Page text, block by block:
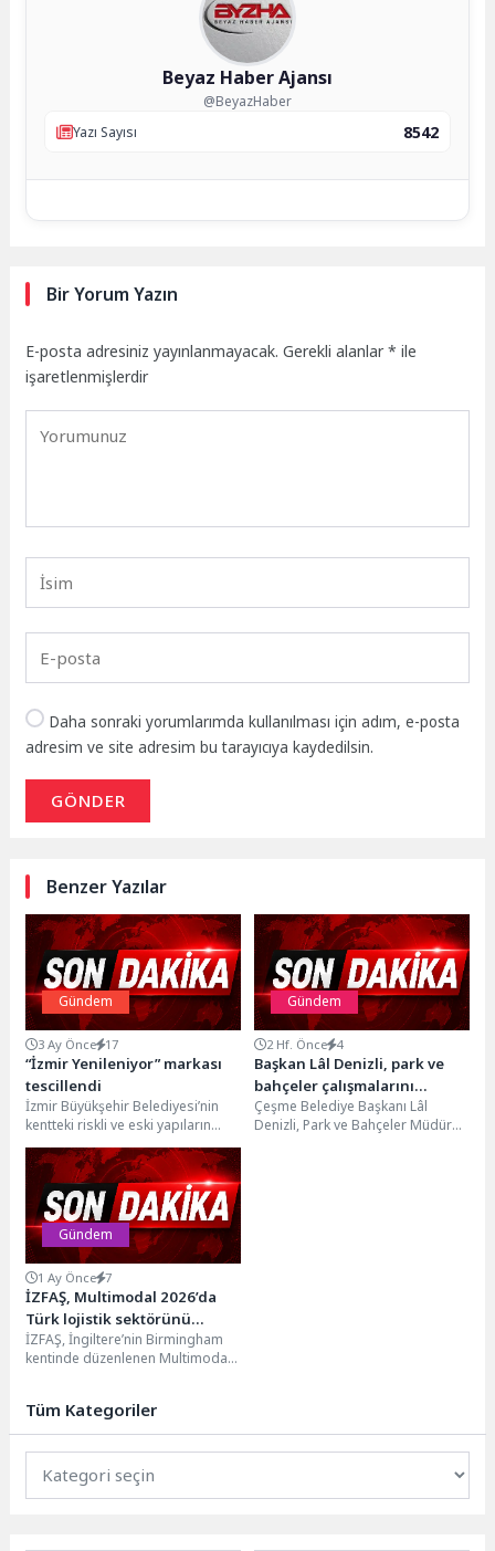
Beyaz Haber Ajansı
@BeyazHaber
Yazı Sayısı
8542
Bir Yorum Yazın
E-posta adresiniz yayınlanmayacak. Gerekli alanlar* ile
işaretlenmişlerdir
Daha sonraki yorumlarımda kullanılması için adım, e-posta
adresim ve site adresim bu tarayıcıya kaydedilsin.
GÖNDER
Benzer Yazılar
Gündem
3 Ay Önce 17
“İzmir Yenileniyor” markası
tescillendi
İzmir Büyükşehir Belediyesi’nin
kentteki riskli ve eski yapıların
depreme dayanıklı, güvenli ve
çevre dostu binalara...
Gündem
2 Hf. Önce 4
Başkan Lâl Denizli, park ve
bahçeler çalışmalarını
yerinde inceledi
Çeşme Belediye Başkanı Lâl
Denizli, Park ve Bahçeler Müdürü
Gündem
1 Ay Önce 7
İZFAŞ, Multimodal 2026’da
Türk lojistik sektörünü
dünya ile buluşturdu
İZFAŞ, İngiltere’nin Birmingham
kentinde düzenlenen Multimodal
Katılım Organizasyonu...
Tüm Kategoriler